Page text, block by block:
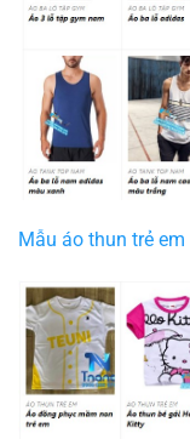
Mẫu áo thun trẻ em